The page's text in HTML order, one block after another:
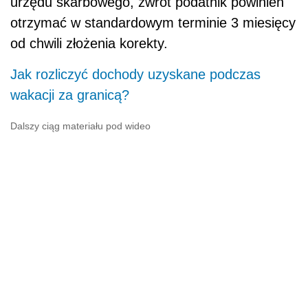
otrzymać w standardowym terminie 3 miesięcy
od chwili złożenia korekty.
Jak rozliczyć dochody uzyskane podczas
wakacji za granicą?
Dalszy ciąg materiału pod wideo